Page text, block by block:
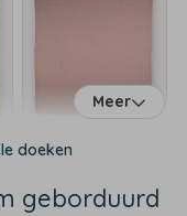
Meer
doeken
geborduurd